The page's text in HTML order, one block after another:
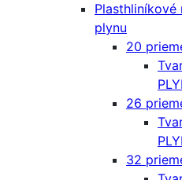
plynu
20
26
32